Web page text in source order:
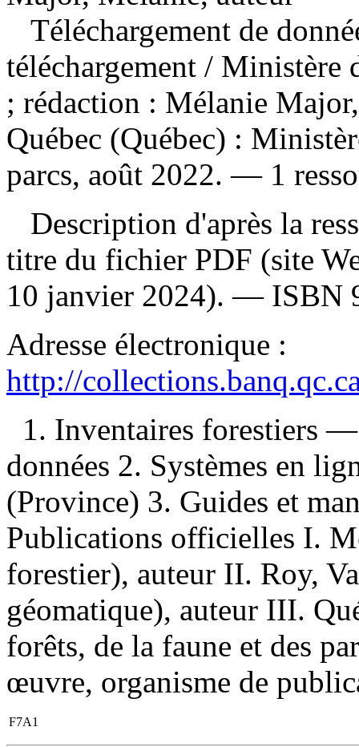
Téléchargement de
téléchargement / Ministère
; rédaction : Mélanie
Québec (Québec) :
parcs, août 2022. — 1
Description d'après la
titre du fichier PDF (site
10 janvier 2024). — ISBN
Adresse électronique :
http://
1. Inventaires forestiers
données 2. Systèmes en
(Province) 3. Guides et
Publications officielles I.
forestier), auteur II. Roy,
géomatique), auteur III.
forêts, de la faune et des
œuvre, organisme de
F7A1